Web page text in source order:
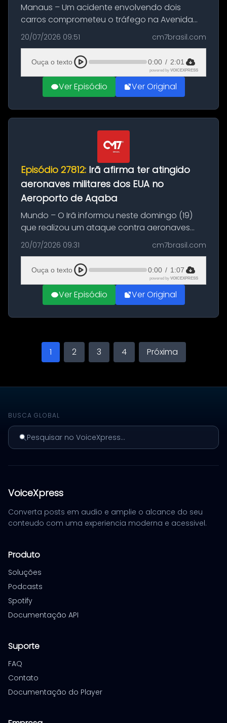
Manaus – Um acidente envolvendo dois
carros comprometeu o tráfego na Avenida
Brasil durante a manhã desta segunda-feira
(20), em frente ao complexo da Prefeitura de
Manaus, na Zona Oeste. A batida ter...
20/07/2026 09:51 cm7brasil.com
Ouça o texto 0:00 / 2:01
powered by VOICEXPRESS
Ver Episódio Ver Original
Episódio 27812: Irã afirma ter atingido
aeronaves militares dos EUA no
Aeroporto de Aqaba
Mundo – O Irã informou neste domingo (19)
que realizou um ataque contra aeronaves
militares dos Estados Unidos estacionadas no
Aeroporto de Aqaba, na Jordânia, durante a
21ª fase da Operação Nasr 2. A...
20/07/2026 09:31 cm7brasil.com
Ouça o texto 0:00 / 1:07
powered by VOICEXPRESS
Ver Episódio Ver Original
1 2 3 4 Próxima
BUSCA GLOBAL
Pesquisar no VoiceXpress...
VoiceXpress
Converta posts em audio e amplie o alcance do seu
conteudo com uma experiencia moderna e acessivel.
Produto
Soluções
Podcasts
Spotify
Documentação API
Suporte
FAQ
Contato
Documentação do Player